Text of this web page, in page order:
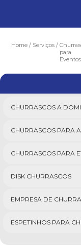
Home Serviços
para
Eventos
CHURRASCOS A
CHURRASCOS PARA
CHURRASCOS PARA
DISK CHURRASCOS
EMPRESA DE
ESPETINHOS PARA